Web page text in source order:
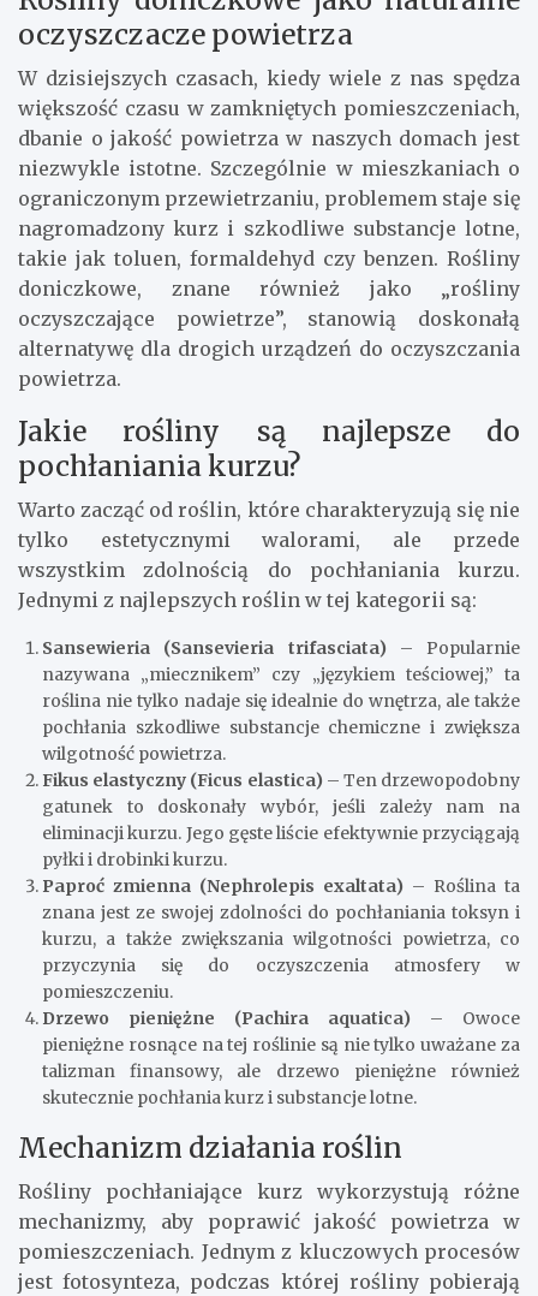
oczyszczacze powietrza
W dzisiejszych czasach, kiedy wiele z nas spędza
większość czasu w zamkniętych pomieszczeniach,
dbanie o jakość powietrza w naszych domach jest
niezwykle istotne. Szczególnie w mieszkaniach o
ograniczonym przewietrzaniu, problemem staje się
nagromadzony kurz i szkodliwe substancje lotne,
takie jak toluen, formaldehyd czy benzen. Rośliny
doniczkowe, znane również jako „rośliny
oczyszczające powietrze”, stanowią doskonałą
alternatywę dla drogich urządzeń do oczyszczania
powietrza.
Jakie rośliny są najlepsze do
pochłaniania kurzu?
Warto zacząć od roślin, które charakteryzują się nie
tylko estetycznymi walorami, ale przede
wszystkim zdolnością do pochłaniania kurzu.
Jednymi z najlepszych roślin w tej kategorii są:
Sansewieria (Sansevieria trifasciata)– Popularnie
nazywana „miecznikem” czy „językiem teściowej,” ta
roślina nie tylko nadaje się idealnie do wnętrza, ale także
pochłania szkodliwe substancje chemiczne i zwiększa
wilgotność powietrza.
Fikus elastyczny (Ficus elastica)– Ten drzewopodobny
gatunek to doskonały wybór, jeśli zależy nam na
eliminacji kurzu. Jego gęste liście efektywnie przyciągają
pyłki i drobinki kurzu.
Paproć zmienna (Nephrolepis exaltata) – Roślina ta
znana jest ze swojej zdolności do pochłaniania toksyn i
kurzu, a także zwiększania wilgotności powietrza, co
przyczynia się do oczyszczenia atmosfery w
pomieszczeniu.
Drzewo pieniężne (Pachira aquatica) – Owoce
pieniężne rosnące na tej roślinie są nie tylko uważane za
talizman finansowy, ale drzewo pieniężne również
skutecznie pochłania kurz i substancje lotne.
Mechanizm działania roślin
Rośliny pochłaniające kurz wykorzystują różne
mechanizmy, aby poprawić jakość powietrza w
pomieszczeniach. Jednym z kluczowych procesów
jest fotosynteza, podczas której rośliny pobierają